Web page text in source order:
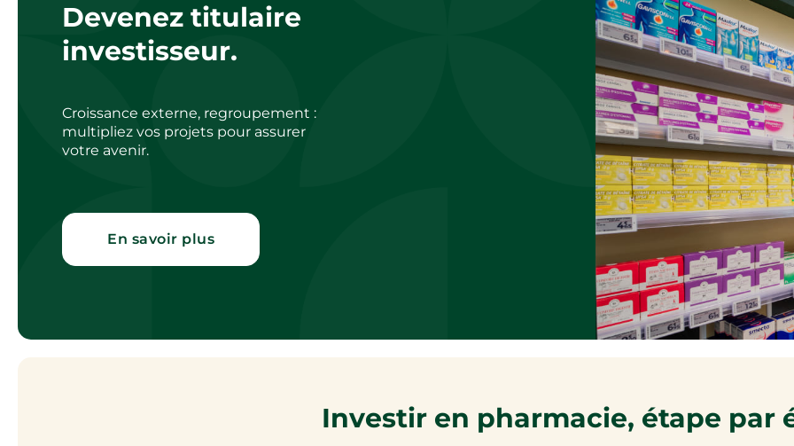
Devenez titulaire
investisseur.
Croissance externe, regroupement :
multipliez vos projets pour assurer
votre avenir.
En savoir plus
Investir en pharmacie, étape par